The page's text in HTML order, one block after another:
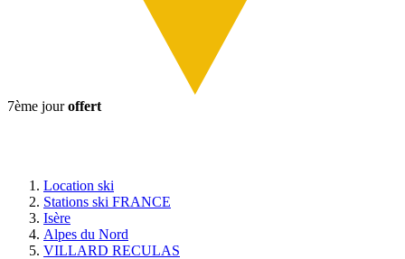
7ème jouroffert
Location ski
Stations ski FRANCE
Isère
Alpes du Nord
VILLARD RECULAS